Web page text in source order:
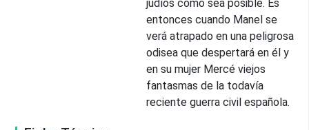
judíos como sea posible. Es
entonces cuando Manel se
verá atrapado en una peligrosa
odisea que despertará en él y
en su mujer Mercé viejos
fantasmas de la todavía
reciente guerra civil española.